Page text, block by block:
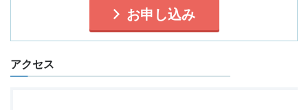
お申し込み
アクセス